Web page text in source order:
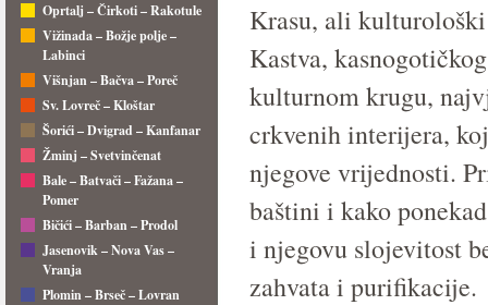
Oprtalj – Čirkoti – Rakotule
Vižinada – Božje polje –
Labinci
Višnjan – Bačva – Poreč
Sv. Lovreč – Kloštar
Šorići – Dvigrad – Kanfanar
Žminj – Svetvinčenat
Bale – Batvači – Fažana –
Pomer
Bičići – Barban – Prodol
Jasenovik – Nova Vas –
Vranja
Plomin – Brseč – Lovran
Krasu, ali
Kastva,
kulturnom krugu,
crkvenih interijera,
njegove vrijednosti.
baštini i kako
i njegovu slojevitost
zahvata i purifikacije.